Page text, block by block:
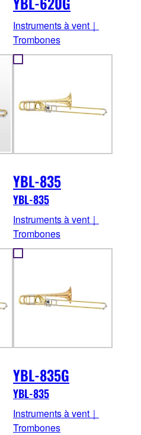
Instruments à vent｜
Trombones
YBL-835
YBL-835
Instruments à vent｜
Trombones
YBL-835G
YBL-835
Instruments à vent｜
Trombones